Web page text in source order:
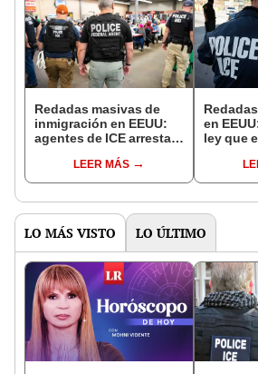
Redadas masivas de
inmigración en EEUU:
agentes de ICE arrestan
un solo díaLEER MÁS
en
ley que
enviado
de este
LO MÁS VISTO LO ÚLTIMO